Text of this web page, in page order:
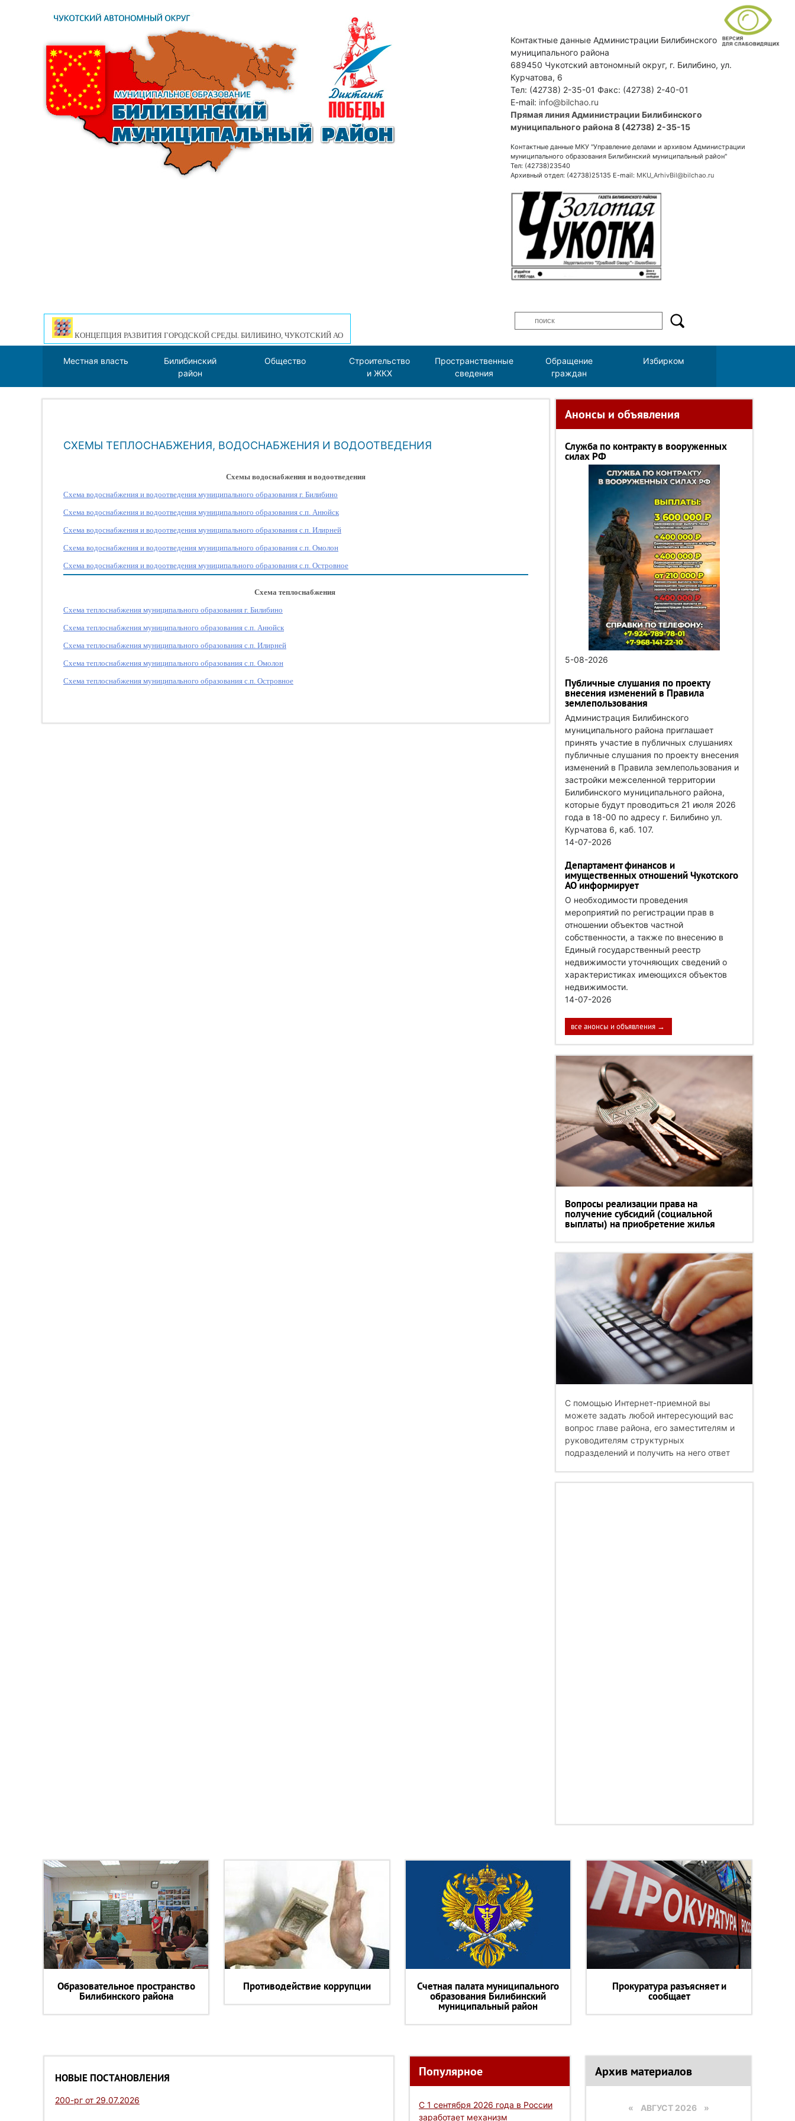
Контактные данные Администрации Билибинского
муниципального района
689450 Чукотский автономный округ, г. Билибино, ул.
Курчатова, 6
Тел: (42738) 2-35-01 Факс: (42738) 2-40-01
E-mail: info@bilchao.ru
Прямая линия Администрации Билибинского
муниципального района 8 (42738) 2-35-15
Контактные данные МКУ "Управление делами и архивом Администрации
муниципального образования Билибинский муниципальный район"
Тел: (42738)23540
Архивный отдел: (42738)25135 E-mail: MKU_ArhivBil@bilchao.ru
КОНЦЕПЦИЯ РАЗВИТИЯ ГОРОДСКОЙ СРЕДЫ. БИЛИБИНО, ЧУКОТСКИЙ АО
Местная власть
Билибинский
район
Общество
Строительство
и ЖКХ
Пространственные
сведения
Обращение
граждан
Избирком
СХЕМЫ ТЕПЛОСНАБЖЕНИЯ, ВОДОСНАБЖЕНИЯ И ВОДООТВЕДЕНИЯ
Схемы водоснабжения и водоотведения
Схема водоснабжения и водоотведения муниципального образования г. Билибино
Схема водоснабжения и водоотведения муниципального образования с.п. Анюйск
Схема водоснабжения и водоотведения муниципального образования с.п. Илирней
Схема водоснабжения и водоотведения муниципального образования с.п. Омолон
Схема водоснабжения и водоотведения муниципального образования с.п. Островное
Схема теплоснабжения
Схема теплоснабжения муниципального образования г. Билибино
Схема теплоснабжения муниципального образования с.п. Анюйск
Схема теплоснабжения муниципального образования с.п. Илирней
Схема теплоснабжения муниципального образования с.п. Омолон
Схема теплоснабжения муниципального образования с.п. Островное
Анонсы и объявления
Служба по контракту в вооруженных
силах РФ
5-08-2026
Публичные слушания по проекту
внесения изменений в Правила
землепользования
Администрация Билибинского
муниципального района приглашает
принять участие в публичных слушаниях
публичные слушания по проекту внесения
изменений в Правила землепользования и
застройки межселенной территории
Билибинского муниципального района,
которые будут проводиться 21 июля 2026
года в 18-00 по адресу г. Билибино ул.
Курчатова 6, каб. 107.
14-07-2026
Департамент финансов и
имущественных отношений Чукотского
АО информирует
О необходимости проведения
мероприятий по регистрации прав в
отношении объектов частной
собственности, а также по внесению в
Единый государственный реестр
недвижимости уточняющих сведений о
характеристиках имеющихся объектов
недвижимости.
14-07-2026
все анонсы и объявления →
Вопросы реализации права на
получение субсидий (социальной
выплаты) на приобретение жилья
С помощью Интернет-приемной вы
можете задать любой интересующий вас
вопрос главе района, его заместителям и
руководителям структурных
подразделений и получить на него ответ
Образовательное пространство
Билибинского района
Противодействие коррупции Счетная палата муниципального
образования Билибинский
муниципальный район
Прокуратура разъясняет и
сообщает
НОВЫЕ ПОСТАНОВЛЕНИЯ
200-рг от 29.07.2026
Популярное
С 1 сентября 2026 года в России
заработает механизм
Архив материалов
« АВГУСТ 2026 »